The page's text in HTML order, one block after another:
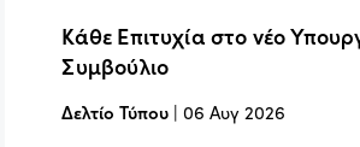
Κάθε Επιτυχία στο νέο
Συμβούλιο
Δελτίο Τύπου |06 Αυγ 2026